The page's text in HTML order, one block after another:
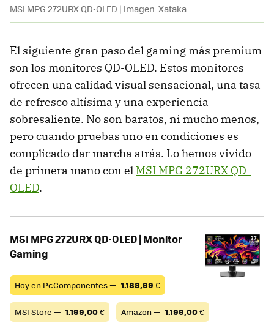
MSI MPG 272URX QD-OLED | Imagen: Xataka
El siguiente gran paso del gaming más premium
son los monitores QD-OLED. Estos monitores
ofrecen una calidad visual sensacional, una tasa
de refresco altísima y una experiencia
sobresaliente. No son baratos, ni mucho menos,
pero cuando pruebas uno en condiciones es
complicado dar marcha atrás. Lo hemos vivido
de primera mano con el MSI MPG 272URX QD-
OLED.
MSI MPG 272URX QD-OLED | Monitor
Gaming
Hoy en PcComponentes — 1.188,99 €
MSI Store — 1.199,00€ Amazon — 1.199,00€